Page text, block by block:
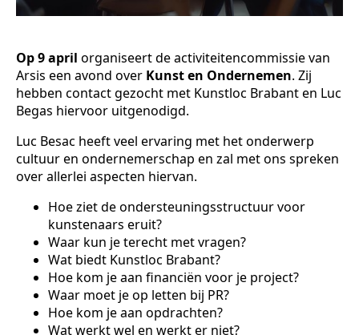
Op 9 april organiseert de activiteitencommissie van
Arsis een avond over Kunst en Ondernemen. Zij
hebben contact gezocht met Kunstloc Brabant en Luc
Begas hiervoor uitgenodigd.
Luc Besac heeft veel ervaring met het onderwerp
cultuur en ondernemerschap en zal met ons spreken
over allerlei aspecten hiervan.
Hoe ziet de ondersteuningsstructuur voor
kunstenaars eruit?
Waar kun je terecht met vragen?
Wat biedt Kunstloc Brabant?
Hoe kom je aan financiën voor je project?
Waar moet je op letten bij PR?
Hoe kom je aan opdrachten?
Wat werkt wel en werkt er niet?